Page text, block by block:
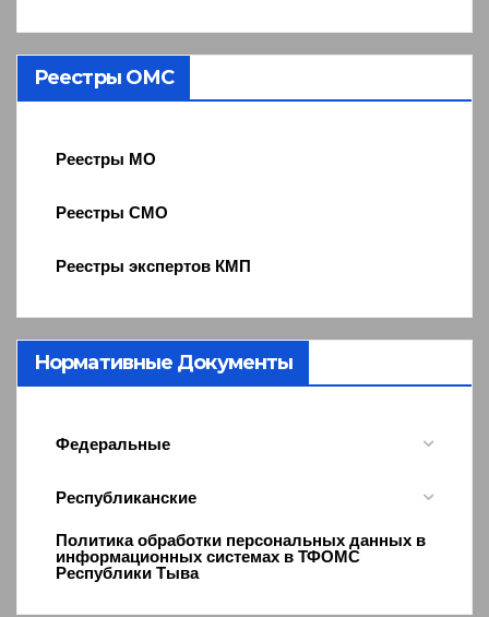
Реестры ОМС
Реестры МО
Реестры СМО
Реестры экспертов КМП
Нормативные Документы
Федеральные
Республиканские
Политика обработки персональных данных в
информационных системах в ТФОМС
Республики Тыва